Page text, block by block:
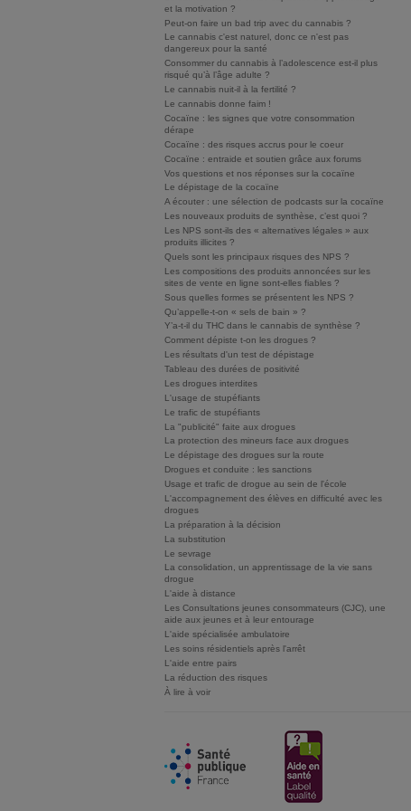
et la motivation ?
Peut-on faire un bad trip avec du cannabis ?
Le cannabis c'est naturel, donc ce n'est pas
dangereux pour la santé
Consommer du cannabis à l’adolescence est-il plus
risqué qu’à l’âge adulte ?
Le cannabis nuit-il à la fertilité ?
Le cannabis donne faim !
Cocaïne : les signes que votre consommation
dérape
Cocaïne : des risques accrus pour le coeur
Cocaïne : entraide et soutien grâce aux forums
Vos questions et nos réponses sur la cocaïne
Le dépistage de la cocaïne
A écouter : une sélection de podcasts sur la cocaïne
Les nouveaux produits de synthèse, c’est quoi ?
Les NPS sont-ils des « alternatives légales » aux
produits illicites ?
Quels sont les principaux risques des NPS ?
Les compositions des produits annoncées sur les
sites de vente en ligne sont-elles fiables ?
Sous quelles formes se présentent les NPS ?
Qu’appelle-t-on « sels de bain » ?
Y’a-t-il du THC dans le cannabis de synthèse ?
Comment dépiste t-on les drogues ?
Les résultats d'un test de dépistage
Tableau des durées de positivité
Les drogues interdites
L'usage de stupéfiants
Le trafic de stupéfiants
La "publicité" faite aux drogues
La protection des mineurs face aux drogues
Le dépistage des drogues sur la route
Drogues et conduite : les sanctions
Usage et trafic de drogue au sein de l'école
L'accompagnement des élèves en difficulté avec les
drogues
La préparation à la décision
La substitution
Le sevrage
La consolidation, un apprentissage de la vie sans
drogue
L'aide à distance
Les Consultations jeunes consommateurs (CJC), une
aide aux jeunes et à leur entourage
L'aide spécialisée ambulatoire
Les soins résidentiels après l'arrêt
L'aide entre pairs
La réduction des risques
À lire à voir